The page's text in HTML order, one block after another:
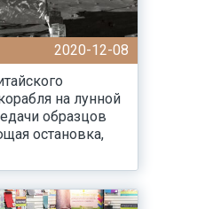
2020-12-08
на лунной
образцов
остановка,